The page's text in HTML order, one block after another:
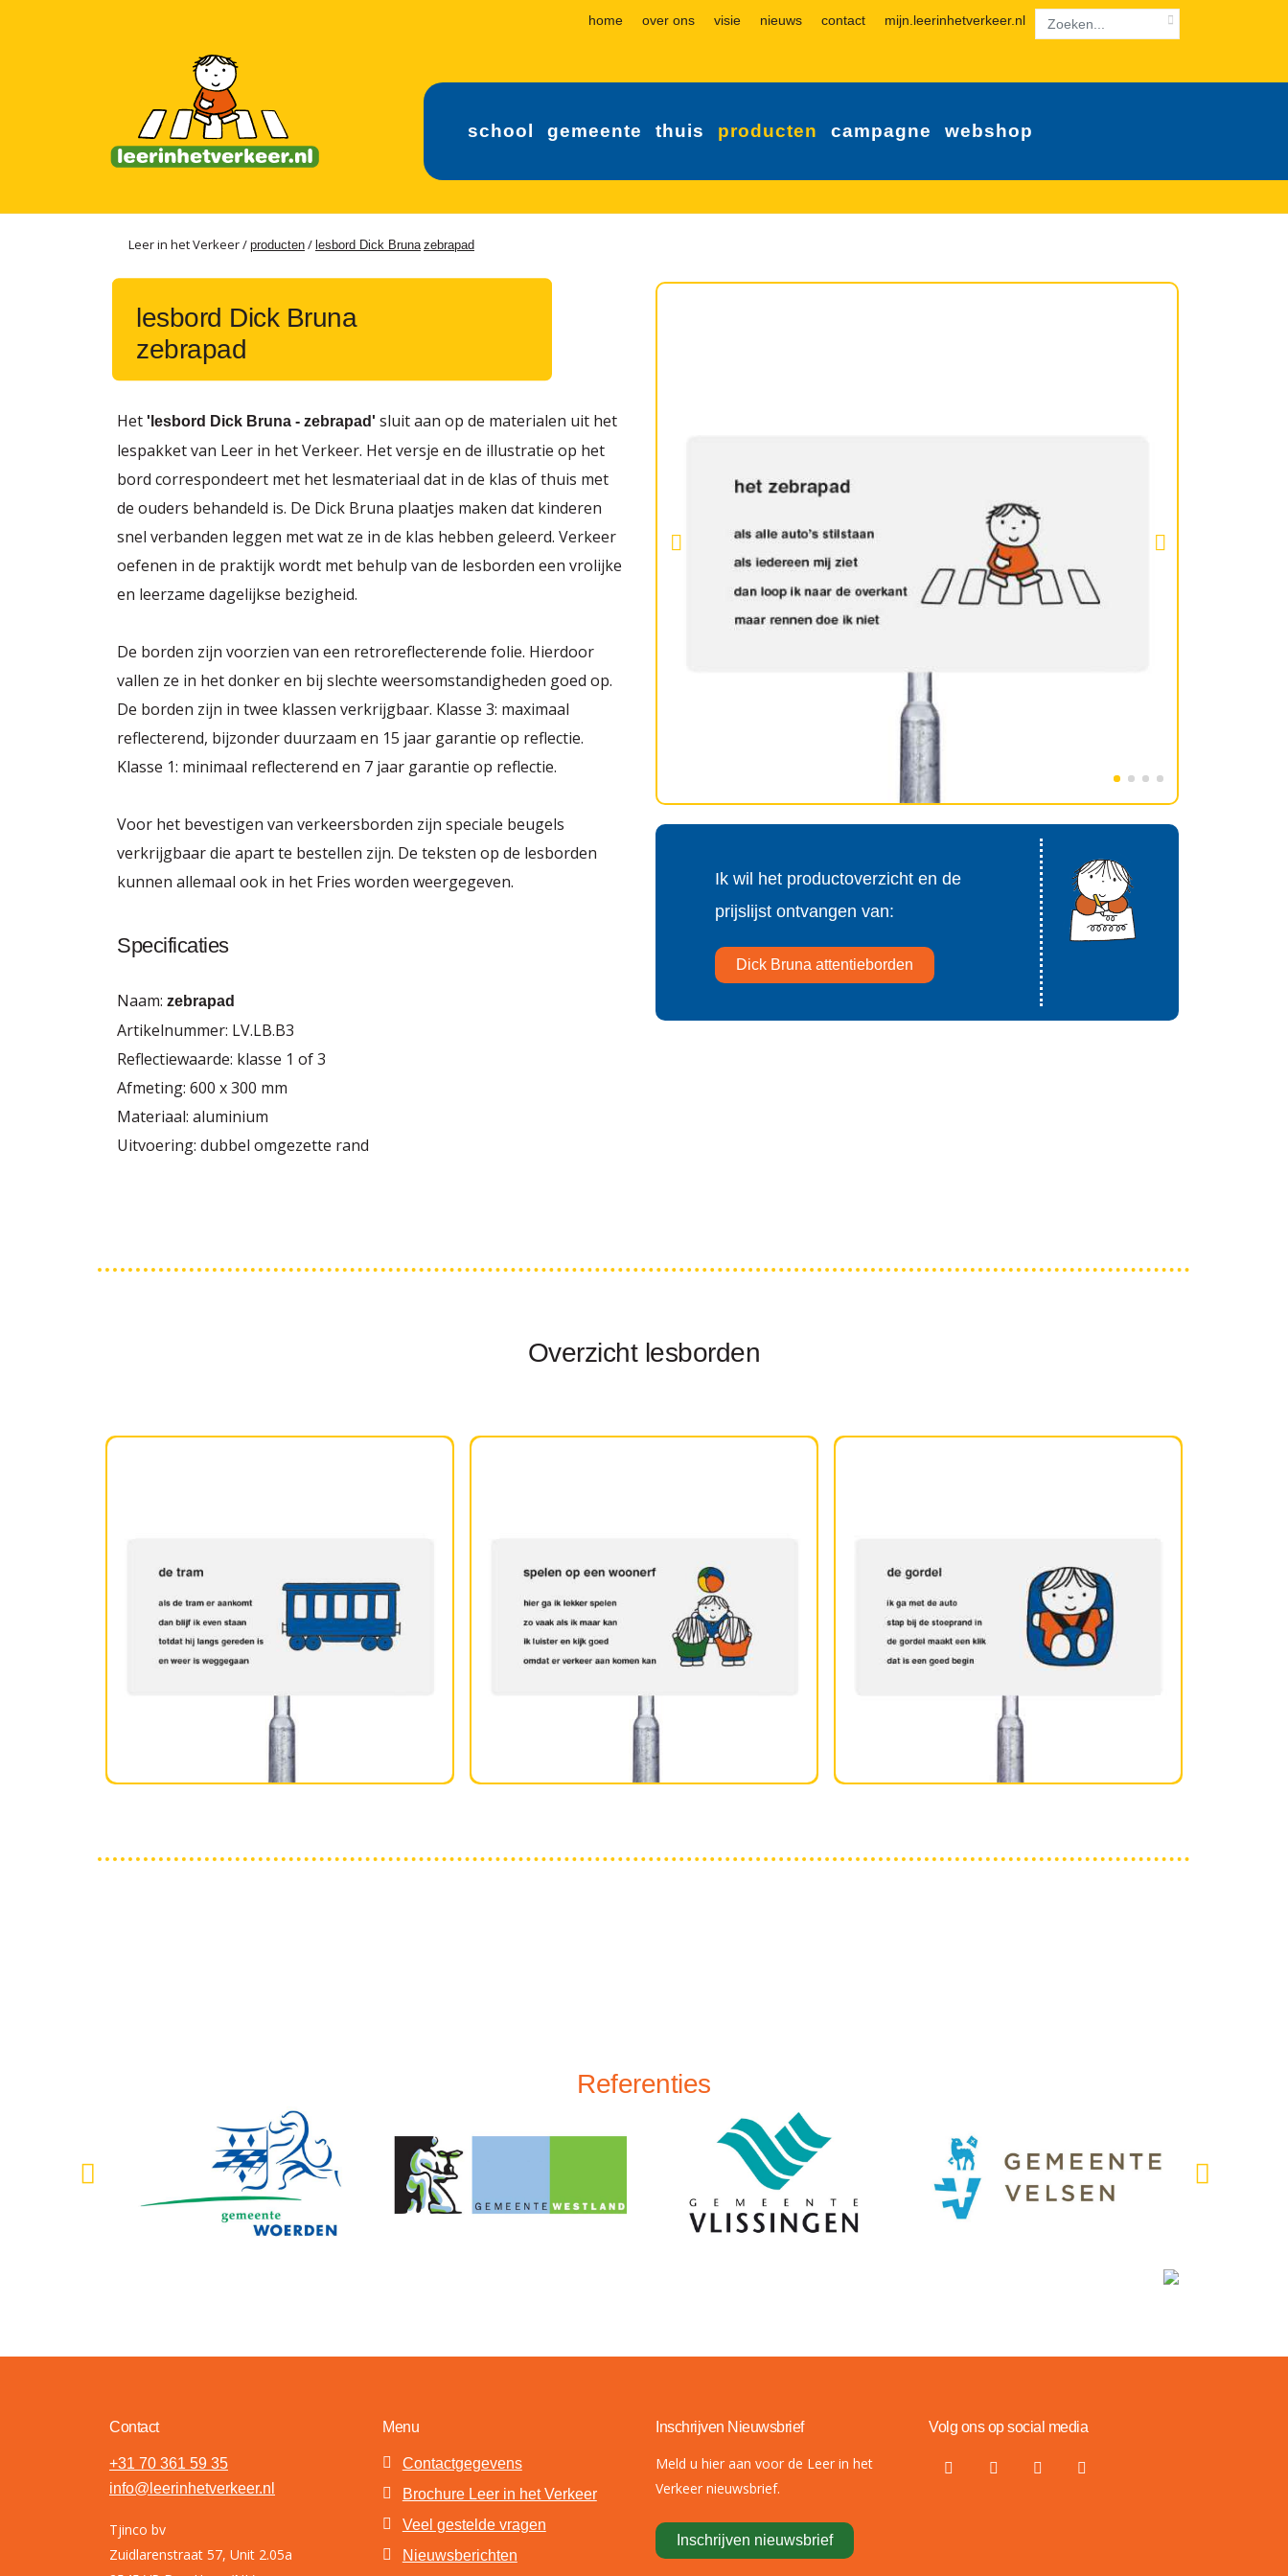
home over ons visie nieuws contact mijn.leerinhetverkeer.nl
school gemeente thuis producten campagne webshop
Leer in het Verkeer / producten / lesbord Dick Bruna zebrapad
lesbord Dick Bruna
zebrapad
Het 'lesbord Dick Bruna - zebrapad' sluit aan op de materialen uit het
lespakket van Leer in het Verkeer. Het versje en de illustratie op het
bord correspondeert met het lesmateriaal dat in de klas of thuis met
de ouders behandeld is. De Dick Bruna plaatjes maken dat kinderen
snel verbanden leggen met wat ze in de klas hebben geleerd. Verkeer
oefenen in de praktijk wordt met behulp van de lesborden een vrolijke
en leerzame dagelijkse bezigheid.
De borden zijn voorzien van een retroreflecterende folie. Hierdoor
vallen ze in het donker en bij slechte weersomstandigheden goed op.
De borden zijn in twee klassen verkrijgbaar. Klasse 3: maximaal
reflecterend, bijzonder duurzaam en 15 jaar garantie op reflectie.
Klasse 1: minimaal reflecterend en 7 jaar garantie op reflectie.
Voor het bevestigen van verkeersborden zijn speciale beugels
verkrijgbaar die apart te bestellen zijn. De teksten op de lesborden
kunnen allemaal ook in het Fries worden weergegeven.
Specificaties
Naam: zebrapad
Artikelnummer: LV.LB.B3
Reflectiewaarde: klasse 1 of 3
Afmeting: 600 x 300 mm
Materiaal: aluminium
Uitvoering: dubbel omgezette rand
Ik wil het productoverzicht en de
prijslijst ontvangen van:
Dick Bruna attentieborden
Overzicht lesborden
Referenties
Contact
+31 70 361 59 35
info@leerinhetverkeer.nl
Tjinco bv
Zuidlarenstraat 57, Unit 2.05a
Menu
Contactgegevens
Brochure Leer in het Verkeer
Veel gestelde vragen
Nieuwsberichten
Inschrijven Nieuwsbrief
Meld u hier aan voor de Leer in het
Verkeer nieuwsbrief.
Inschrijven nieuwsbrief
Volg ons op social media